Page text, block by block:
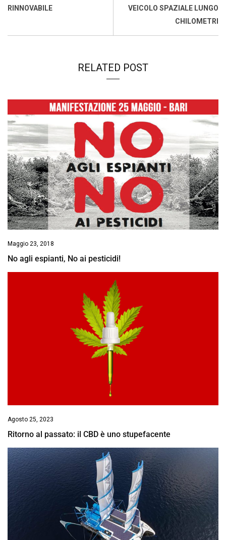
k
k
RINNOVABILE
VEICOLO SPAZIALE LUNGO
CHILOMETRI
RELATED POST
Maggio 23, 2018
No agli espianti, No ai pesticidi!
Agosto 25, 2023
Ritorno al passato: il CBD è uno stupefacente